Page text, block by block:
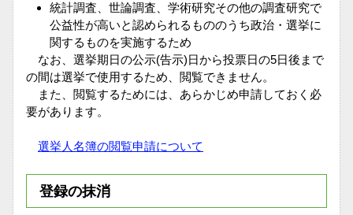
統計調査、世論調査、学術研究その他の調査研究で
公益性が高いと認められるもののうち政治・選挙に
関するものを実施するため
なお、選挙期日の公示(告示)日から投票日の5日後まで
の間は選挙で使用するため、閲覧できません。
また、閲覧するためには、あらかじめ申請しておく必
要があります。
選挙人名簿の閲覧申請について
登録の抹消